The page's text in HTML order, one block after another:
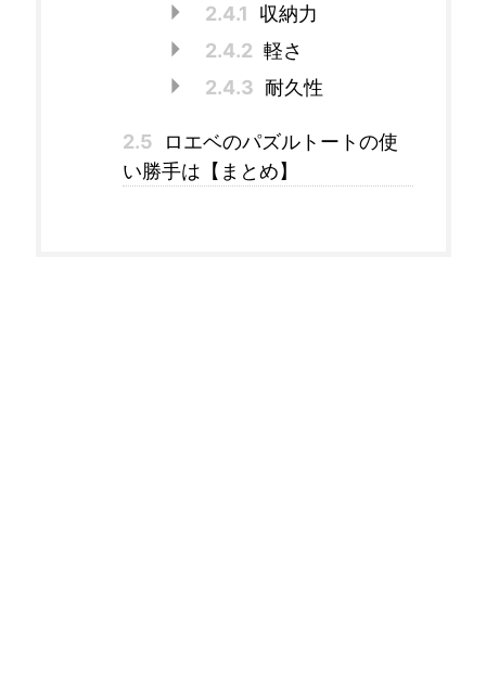
2.4.1
収納力
2.4.2 軽さ
2.4.3 耐久性
2.5
ロエベのパズルトートの使
い勝手は【まとめ】